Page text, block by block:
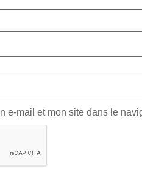
e-mail et mon site dans le